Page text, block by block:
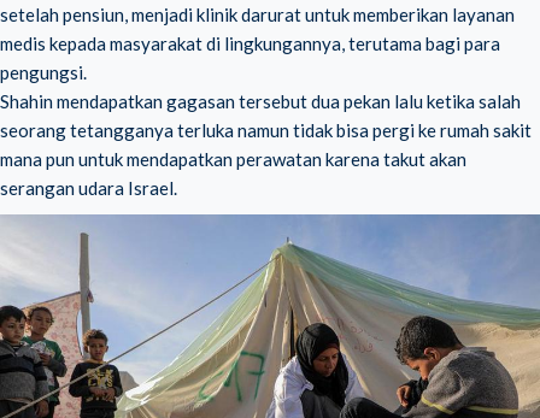
setelah pensiun, menjadi klinik darurat untuk memberikan layanan
medis kepada masyarakat di lingkungannya, terutama bagi para
pengungsi.
Shahin mendapatkan gagasan tersebut dua pekan lalu ketika salah
seorang tetangganya terluka namun tidak bisa pergi ke rumah sakit
mana pun untuk mendapatkan perawatan karena takut akan
serangan udara Israel.